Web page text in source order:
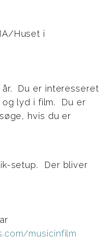
Huset i
Du er interesseret
lyd i film.
Du er
hvis du er
setup.
Der bliver
musicinfilm